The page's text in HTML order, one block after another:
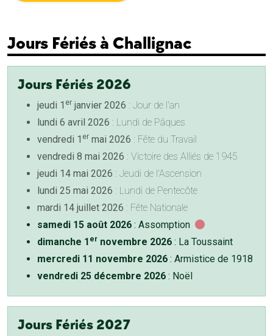
Jours Fériés à Challignac
Jours Fériés 2026
jeudi 1 er janvier 2026 : Jour de l'an
lundi 6 avril 2026 : Lundi de Pâques
vendredi 1 er mai 2026 : Fête du Travail
vendredi 8 mai 2026 : Victoire des Alliés de 1945
jeudi 14 mai 2026 : Jeudi de l'Ascension
lundi 25 mai 2026 : Lundi de Pentecôte
mardi 14 juillet 2026 : Fête Nationale
samedi 15 août 2026 : Assomption
dimanche 1 er novembre 2026 : La Toussaint
mercredi 11 novembre 2026 : Armistice de 1918
vendredi 25 décembre 2026 : Noël
Jours Fériés 2027